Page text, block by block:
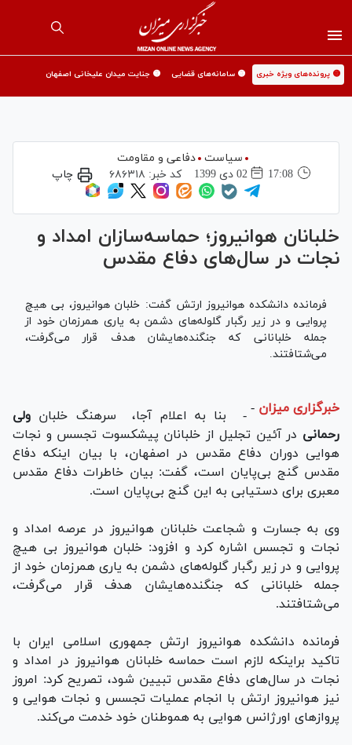
🟡 پرونده‌های ویژه خبری 🟡 سامانه‌های قضایی 🟡 جنایت میدان علیخانی اصفهان
سیاست
دفاعی و مقاومت
17:08
02 دی 1399 کد خبر: ۶۸۶۳۱۸ چاپ
خلبانان هوانیروز؛ حماسه‌سازان امداد و
نجات در سال‌های دفاع مقدس
فرمانده دانشکده هوانیروز ارتش گفت: خلبان هوانیروز، بی هیچ
پروایی و در زیر رگبار گلوله‌های دشمن به یاری همرزمان خود از
جمله خلبانانی که جنگنده‌هایشان هدف قرار می‌گرفت،
می‌شتافتند.
خبرگزاری میزان - - بنا به اعلام آجا، سرهنگ خلبان ولی
رحمانی در آئین تجلیل از خلبانان پیشکسوت تجسس و نجات
هوایی دوران دفاع مقدس در اصفهان، با بیان اینکه دفاع
مقدس گنج بی‌پایان است، گفت: بیان خاطرات دفاع مقدس
معبری برای دستیابی به این گنج بی‌پایان است.
وی به جسارت و شجاعت خلبانان هوانیروز در عرصه امداد و
نجات و تجسس اشاره کرد و افزود: خلبان هوانیروز بی هیچ
پروایی و در زیر رگبار گلوله‌های دشمن به یاری همرزمان خود از
جمله خلبانانی که جنگنده‌هایشان هدف قرار می‌گرفت،
می‌شتافتند.
فرمانده دانشکده هوانیروز ارتش جمهوری اسلامی ایران با
تاکید براینکه لازم است حماسه خلبانان هوانیروز در امداد و
نجات در سال‌های دفاع مقدس تبیین شود، تصریح کرد: امروز
نیز هوانیروز ارتش با انجام عملیات تجسس و نجات هوایی و
پرواز‌های اورژانس هوایی به هموطنان خود خدمت می‌کند.